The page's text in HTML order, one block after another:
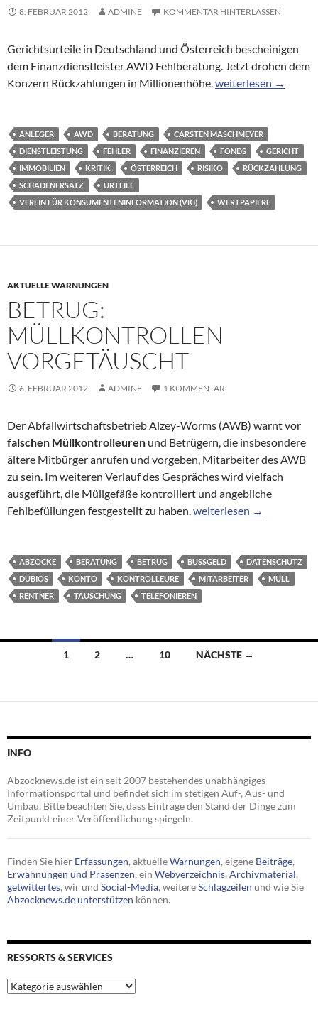
8. FEBRUAR 2012 ADMINE KOMMENTAR HINTERLASSEN
Gerichtsurteile in Deutschland und Österreich bescheinigen
dem Finanzdienstleister AWD Fehlberatung. Jetzt drohen dem
Konzern Rückzahlungen in Millionenhöhe.Fehlberatung durch
weiterlesen →
ANLEGER AWD BERATUNG
CARSTEN MASCHMEYER
DIENSTLEISTUNG
FEHLER FINANZIEREN FONDS
GERICHT
IMMOBILIEN
KRITIK ÖSTERREICH RISIKO
RÜCKZAHLUNG
SCHADENERSATZ
URTEILE
VEREIN FÜR KONSUMENTENINFORMATION (VKI)
WERTPAPIERE
AKTUELLE WARNUNGEN
BETRUG:
MÜLLKONTROLLEN
VORGETÄUSCHT
6. FEBRUAR 2012 ADMINE 1 KOMMENTAR
Der Abfallwirtschaftsbetrieb Alzey-Worms (AWB) warnt vor
falschen Müllkontrolleuren und Betrügern, die insbesondere
ältere Mitbürger anrufen und vorgeben, Mitarbeiter des AWB
zu sein. Im weiteren Verlauf des Gespräches wird vielfach
ausgeführt, die Müllgefäße kontrolliert und angebliche
Fehlbefüllungen festgestellt zu haben.Betrug: Müllkontrollen
weiterlesen →
ABZOCKE BERATUNG BETRUG BUSSGELD
DATENSCHUTZ
DUBIOS
KONTO KONTROLLEURE MITARBEITER
MÜLL
RENTNER
TÄUSCHUNG TELEFONIEREN
Beitragsnavigation
1 2 … 10 NÄCHSTE →
INFO
Abzocknews.de ist ein seit 2007 bestehendes unabhängiges
Informationsportal und befindet sich im stetigen Auf-, Aus- und
Umbau. Bitte beachten Sie, dass Einträge den Stand der Dinge zum
Zeitpunkt einer Veröffentlichung spiegeln.
Finden Sie hier Erfassungen, aktuelleWarnungen, eigene Beiträge,
Erwähnungen und Präsenzen, ein Webverzeichnis, Archivmaterial,
getwittertes, wir und Social-Media, weitereSchlagzeilen und wie Sie
Abzocknews.de unterstützen können.
RESSORTS & SERVICES
Ressorts
&